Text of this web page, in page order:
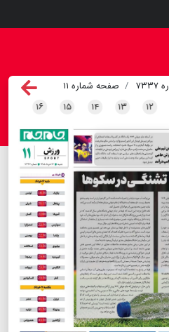
صفحه شماره ۱۱
۱۲ ۱۳ ۱۴ ۱۵ ۱۶